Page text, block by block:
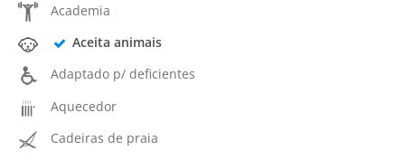
Academia
Aceita animais
Adaptado p/ deficientes
Aquecedor
Cadeiras de praia